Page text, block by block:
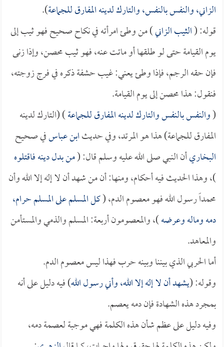
الزاني، والنفس بالنفس، والتارك لدينه المفارق للجماعة).
قوله: (الثيب الزاني) من وطئ امرأته في نكاح صحيح فهو ثيب إلى
يوم القيامة حتى لو طلقها أو ماتت عنه، فهو ثيب محصن، وإذا زنى
فإن حقه الرجم، فإذا وطئ يعني: غيب حشفة ذكره في فرج زوجته،
فنقول: هذا محصن إلى يوم القيامة.
(والنفس بالنفس والتارك لدينه المفارق للجماعة) (التارك لدينه
المفارق للجماعة) هذا هو المرتد، وفي حديثابن عباسفي صحيح
البخاريأن النبي صلى الله عليه وسلم قال: (من بدل دينه فاقتلوه
)، وهذا الحديث فيه أحكام، ومنها: أن من شهد أن لا إله إلا الله وأن
محمداً رسول الله فهو معصوم الدم، (كل المسلم على المسلم حرام،
دمه وماله وعرضه)، والمعصومون أربعة: المسلم والذمي والمستأمن
والمعاهد.
أما الحربي الذي بيننا وبينه حرب فهذا ليس معصوم الدم.
وقوله: (يشهد أن لا إله إلا الله، وأني رسول الله) فيه دليل على أنه
بمجرد هذه الشهادة فإن دمه يعصم.
وفيه دليل على عظم شأن هذه الكلمة فهي موجبة لعصمة دمه،